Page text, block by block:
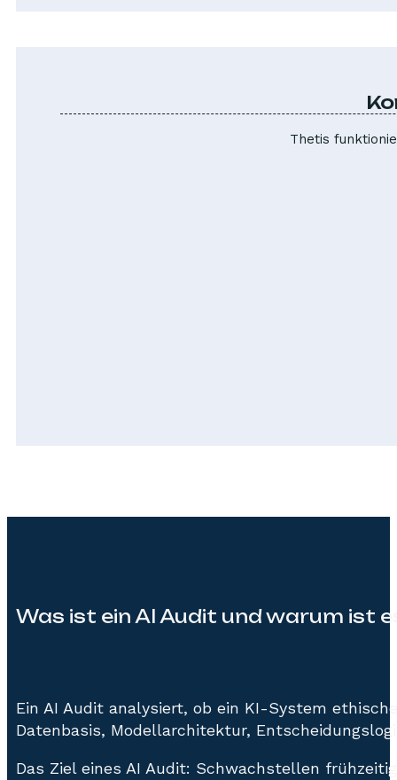
Thetis
Was ist ein AI Audit und warum ist
Ein AI Audit analysiert, ob ein KI-System
Datenbasis, Modellarchitektur,
Das Ziel eines AI Audit: Schwachstellen